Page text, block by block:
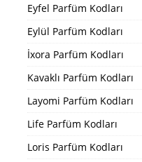
Eyfel Parfüm Kodları
Eylül Parfüm Kodları
İxora Parfüm Kodları
Kavaklı Parfüm Kodları
Layomi Parfüm Kodları
Life Parfüm Kodları
Loris Parfüm Kodları